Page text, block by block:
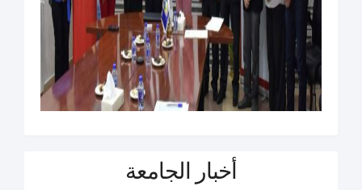
أخبار الجامعة